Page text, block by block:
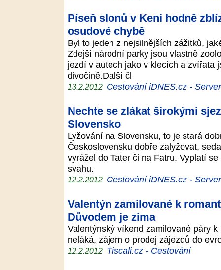
Píseň slonů v Keni hodně
osudové chybě
Byl to jeden z nejsilnějších zážitků,
Zdejší národní parky jsou vlastně
jezdí v autech jako v klecích a zvířata
divočině.Další čl
13.2.2012 Cestování iDNES.cz -
Nechte se zlákat širokými
Slovensko
Lyžování na Slovensku, to je stará
Československu dobře zalyžovat,
vyrážel do Tater či na Fatru. Vyplatí
svahu.
12.2.2012 Cestování iDNES.cz -
Valentýn zamilované k
Důvodem je zima
Valentýnský víkend zamilované páry
neláká, zájem o prodej zájezdů do
12.2.2012 Tiscali.cz - Cestování